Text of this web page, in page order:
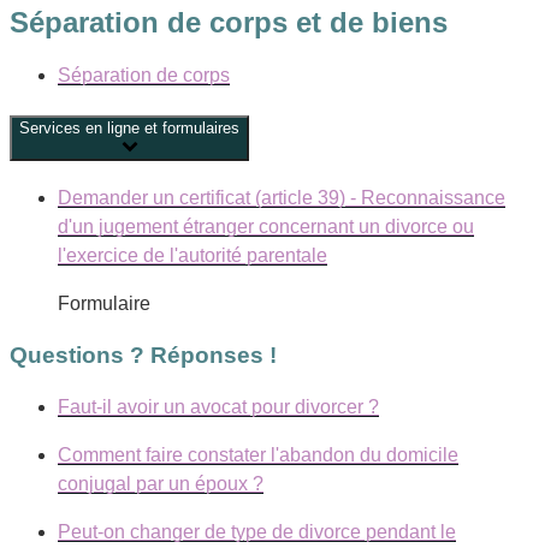
Séparation de corps et de biens
Séparation de corps
Services en ligne et formulaires
Demander un certificat (article 39) - Reconnaissance
d'un jugement étranger concernant un divorce ou
l'exercice de l'autorité parentale
Formulaire
Questions ? Réponses !
Faut-il avoir un avocat pour divorcer ?
Comment faire constater l'abandon du domicile
conjugal par un époux ?
Peut-on changer de type de divorce pendant le